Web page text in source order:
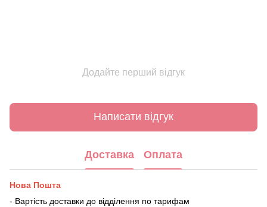
Додайте перший відгук
Написати відгук
Доставка Оплата
Нова Пошта
- Вартість доставки до відділення по тарифам